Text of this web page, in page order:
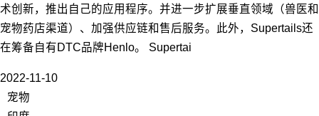
术创新，推出自己的应用程序。并进一步扩展垂直领域（兽医和
宠物药店渠道）、加强供应链和售后服务。此外，Supertails还
在筹备自有DTC品牌Henlo。 Supertai
2022-11-10
宠物